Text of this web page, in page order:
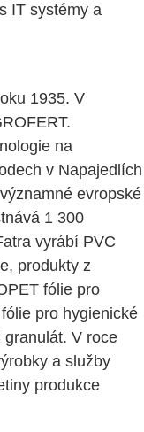
IT systémy a
1935. V
na
v Napajedlích
evropské
1 300
vyrábí PVC
produkty z
fólie pro
pro hygienické
granulát. V roce
a služby
produkce